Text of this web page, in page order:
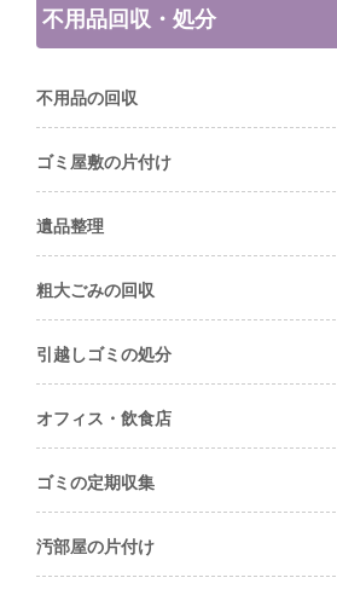
不用品回収・処分
不用品の回収
ゴミ屋敷の片付け
遺品整理
粗大ごみの回収
引越しゴミの処分
オフィス・飲食店
ゴミの定期収集
汚部屋の片付け